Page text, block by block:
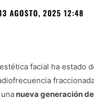
AGOSTO, 2025 12:48
facial ha estado
nueva generación